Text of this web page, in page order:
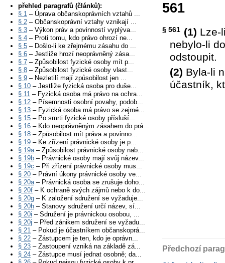
přehled paragrafů (článků):
§ 1 – Úprava občanskoprávních vztahů ...
§ 2 – Občanskoprávní vztahy vznikají ...
§ 3 – Výkon práv a povinností vyplýva...
§ 4 – Proti tomu, kdo právo ohrozí ne...
§ 5 – Došlo-li ke zřejmému zásahu do ...
§ 6 – Jestliže hrozí neoprávněný zása...
§ 7 – Způsobilost fyzické osoby mít p...
§ 8 – Způsobilost fyzické osoby vlast...
§ 9 – Nezletilí mají způsobilost jen ...
§ 10 – Jestliže fyzická osoba pro duše...
§ 11 – Fyzická osoba má právo na ochra...
§ 12 – Písemnosti osobní povahy, podob...
§ 13 – Fyzická osoba má právo se zejmé...
§ 15 – Po smrti fyzické osoby přísluší...
§ 16 – Kdo neoprávněným zásahem do prá...
§ 18 – Způsobilost mít práva a povinno...
§ 19 – Ke zřízení právnické osoby je p...
§ 19a– Způsobilost právnické osoby nab...
§ 19b – Právnické osoby mají svůj název...
§ 19c – Při zřízení právnické osoby mus...
§ 20 – Právní úkony právnické osoby ve...
§ 20a– Právnická osoba se zrušuje doho...
§ 20f – K ochraně svých zájmů nebo k do...
§ 20g – K založení sdružení se vyžaduje...
§ 20h – Stanovy sdružení určí název, sí...
§ 20i – Sdružení je právnickou osobou, ...
§ 20j – Před zánikem sdružení se vyžadu...
§ 21 – Pokud je účastníkem občanskoprá...
§ 22 – Zástupcem je ten, kdo je oprávn...
§ 23 – Zastoupení vzniká na základě zá...
§ 24 – Zástupce musí jednat osobně; da...
561
§ 561 (1) Lze-
nebylo-li
odstoupit.
(2) Byla-li
účastník,
Předchozí